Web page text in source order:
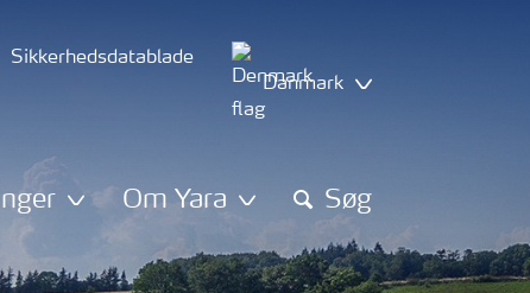
Sikkerhedsdatablade
Danmark
Om Yara Søg